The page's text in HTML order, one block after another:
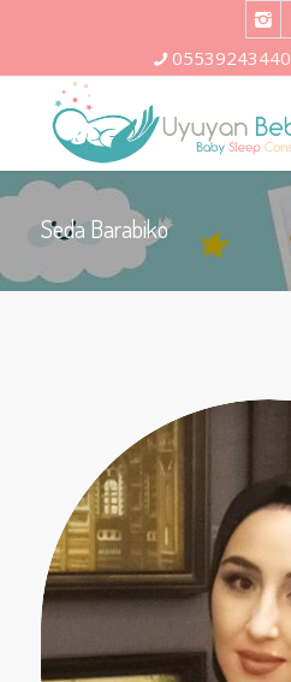
05539243440
Seda Barabiko